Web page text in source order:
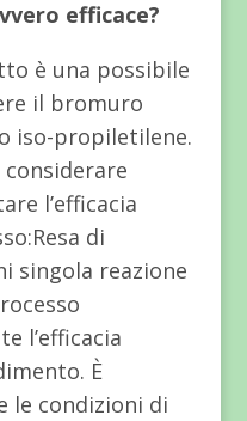
efficace?
è una possibile
il bromuro
iso-propiletilene.
l’efficacia
di
singola reazione
l’efficacia
È
le condizioni di